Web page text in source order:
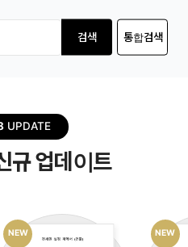
검색 통합검색
UPDATE
규 업데이트
NEW NEW